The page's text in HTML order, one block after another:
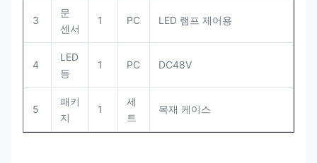
3
문
센서
1 PC LED 램프 제어용
4
LED
등
1 PC DC48V
5
패키
지
1
세
트
목재 케이스